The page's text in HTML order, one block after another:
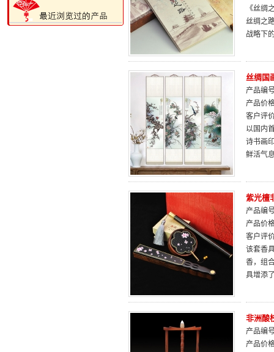
《丝绸
丝绸之
战略下
丝绸国
产品编
产品价
客户评
以国内
诗书画
鲜活气
紫光檀
产品编
产品价
客户评
该套香
香，组
具增添
非洲酸
产品编
产品价